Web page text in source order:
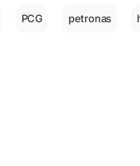
PCG petronas